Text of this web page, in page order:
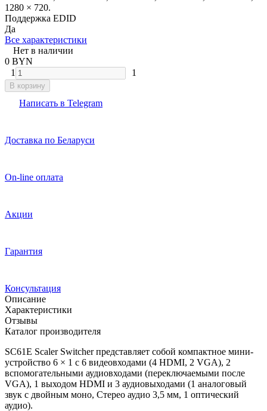
1280 × 720.
Поддержка EDID
Да
Все характеристики
Нет в наличии
0 BYN
1
1
В корзину
Написать в Telegram
Доставка по Беларуси
On-line оплата
Акции
Гарантия
Консультация
Описание
Характеристики
Отзывы
Каталог производителя
SC61E Scaler Switcher представляет собой компактное мини-
устройство 6 × 1 с 6 видеовходами (4 HDMI, 2 VGA), 2
вспомогательными аудиовходами (переключаемыми после
VGA), 1 выходом HDMI и 3 аудиовыходами (1 аналоговый
звук с двойным моно, Стерео аудио 3,5 мм, 1 оптический
аудио).